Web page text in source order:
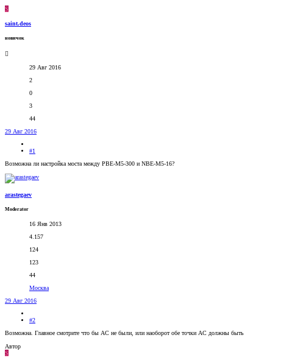
S
saint.deos
новичок
29 Авг 2016
2
0
3
44
29 Авг 2016
#1
Возможна ли настройка моста между PBЕ-М5-300 и NBE-М5-16?
arastegaev
Moderator
16 Янв 2013
4.157
124
123
44
Москва
29 Авг 2016
#2
Возможна. Главное смотрите что бы AC не были, или наоборот обе точки AC должны быть
Автор
S